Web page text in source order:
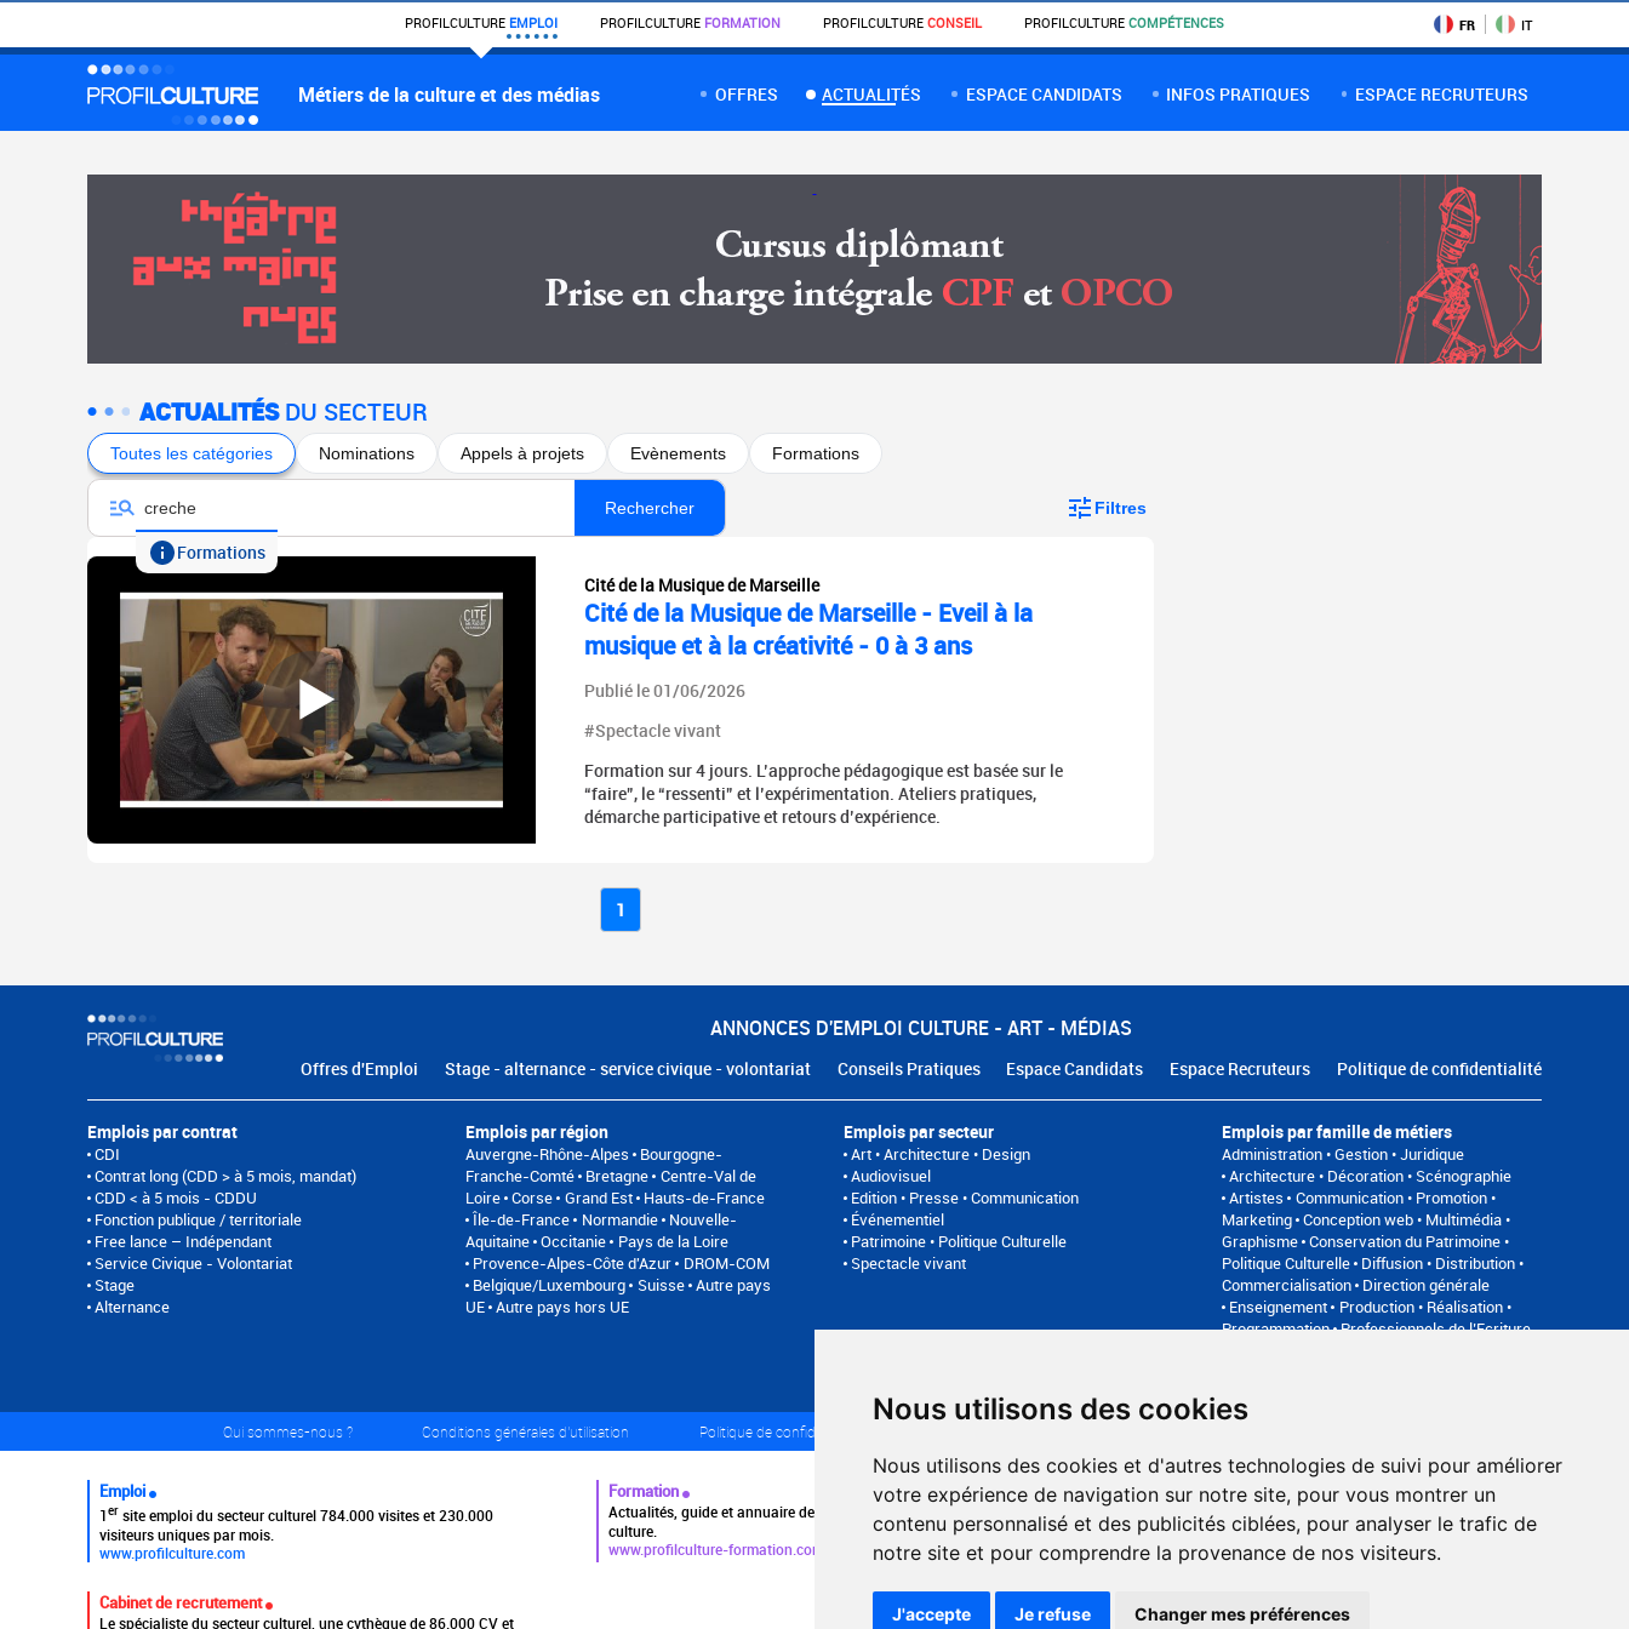
Nous utilisons des cookies
Nous utilisons des cookies et d'autres technologies de suivi pour améliorer
votre expérience de navigation sur notre site, pour vous montrer un
contenu personnalisé et des publicités ciblées, pour analyser le trafic de
notre site et pour comprendre la provenance de nos visiteurs.
J'accepte Je refuse Changer mes préférences
PROFILCULTURE EMPLOI PROFILCULTURE FORMATION PROFILCULTURE CONSEIL PROFILCULTURE COMPÉTENCES FR IT
Métiers de la culture et des médias OFFRES ACTUALITÉS ESPACE CANDIDATS INFOS PRATIQUES ESPACE RECRUTEURS
ACTUALITÉSDU SECTEUR
Toutes les catégories Nominations Appels à projets Evènements Formations
Rechercher Filtres
Formations
Cité de la Musique de Marseille
Cité de la Musique de Marseille - Eveil à la
musique et à la créativité - 0 à 3 ans
Publié le 01/06/2026
#Spectacle vivant
Formation sur 4 jours. L’approche pédagogique est basée sur le
“faire”, le “ressenti” et l’expérimentation. Ateliers pratiques,
démarche participative et retours d’expérience.
1
ANNONCES D'EMPLOI CULTURE - ART - MÉDIAS
Offres d'Emploi Stage - alternance - service civique - volontariat Conseils Pratiques Espace Candidats Espace Recruteurs Politique de confidentialité
Emplois par contrat
CDI
Contrat long (CDD > à 5 mois, mandat)
CDD < à 5 mois - CDDU
Fonction publique / territoriale
Free lance – Indépendant
Service Civique - Volontariat
Stage
Alternance
Emplois par région
Auvergne-Rhône-Alpes
Bourgogne-
Franche-Comté Bretagne Centre-Val de
Loire Corse Grand Est Hauts-de-France
Île-de-France
Normandie Nouvelle-
Aquitaine Occitanie
Pays de la Loire
Provence-Alpes-Côte d'Azur
DROM-COM
Belgique/Luxembourg
Suisse Autre pays
UE Autre pays hors UE
Emplois par secteur
Art • Architecture • Design
Audiovisuel
Edition • Presse • Communication
Événementiel
Patrimoine • Politique Culturelle
Spectacle vivant
Emplois par famille de métiers
Administration • Gestion • Juridique
Architecture • Décoration • Scénographie
Artistes
Communication • Promotion •
Marketing Conception web • Multimédia •
Graphisme Conservation du Patrimoine •
Politique Culturelle Diffusion • Distribution •
Commercialisation Direction générale
Enseignement
Production • Réalisation •
Programmation Professionnels de l’Ecriture
Qui sommes-nous ? Conditions générales d'utilisation Politique de confidentialité
Emploi
1er site emploi du secteur culturel 784.000 visites et 230.000
visiteurs uniques par mois.
www.profilculture.com
Formation
Actualités, guide et annuaire des formations aux métiers de la
culture.
www.profilculture-formation.com
Accompagnement professionnel
Bilan de compétences, coaching, techniques de recherche
d'emploi, entretien conseil.
www.profilculture-competences.com
Cabinet de recrutement
Le spécialiste du secteur culturel, une cvthèque de 86.000 CV et